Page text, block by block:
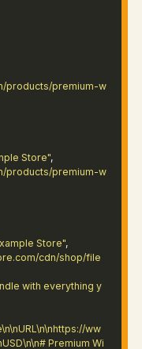
products/premium-w
Store",
products/premium-w
Store",
cdn/shop/file
with everything y
ww
Premium Wi